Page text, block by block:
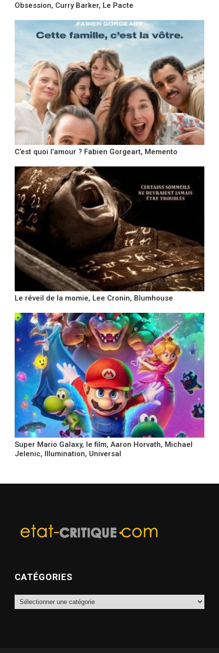
Obsession, Curry Barker, Le Pacte
C’est quoi l’amour ? Fabien Gorgeart, Memento
Le réveil de la momie, Lee Cronin, Blumhouse
Super Mario Galaxy, le film, Aaron Horvath, Michael
Jelenic, Illumination, Universal
CATÉGORIES
Catégories